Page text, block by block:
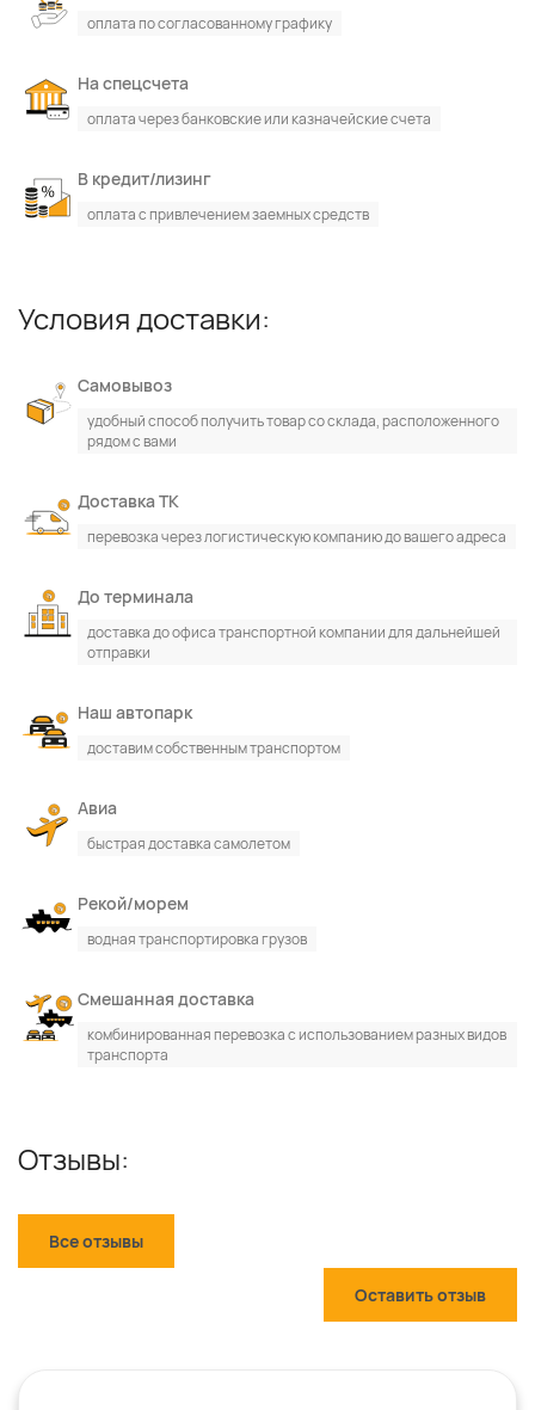
оплата по согласованному графику
На спецсчета
оплата через банковские или казначейские счета
В кредит/лизинг
оплата с привлечением заемных средств
Условия доставки:
Самовывоз
удобный способ получить товар со склада, расположенного
рядом с вами
Доставка ТК
перевозка через логистическую компанию до вашего адреса
До терминала
доставка до офиса транспортной компании для дальнейшей
отправки
Наш автопарк
доставим собственным транспортом
Авиа
быстрая доставка самолетом
Рекой/морем
водная транспортировка грузов
Смешанная доставка
комбинированная перевозка с использованием разных видов
транспорта
Отзывы:
Все отзывы
Оставить отзыв
По каталогу